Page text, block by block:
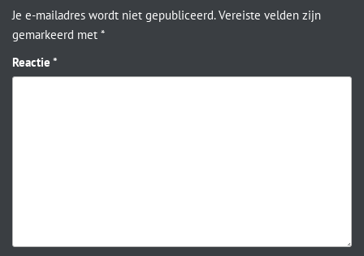
Je e-mailadres wordt niet gepubliceerd. Vereiste velden zijn
gemarkeerd met *
Reactie *